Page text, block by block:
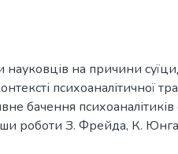
науковців на причини
психоаналітичної
бачення
роботи З. Фрейда, К.